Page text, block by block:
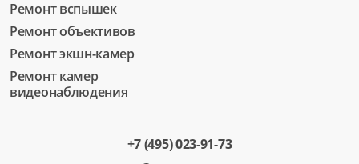
Ремонт вспышек
Ремонт объективов
Ремонт экшн-камер
Ремонт камер
видеонаблюдения
+7 (495) 023-91-73